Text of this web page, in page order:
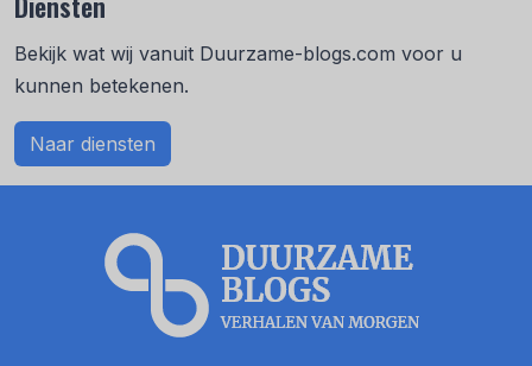
Bekijk wat wij vanuit Duurzame-blogs.com voor u
kunnen betekenen.
Naar diensten